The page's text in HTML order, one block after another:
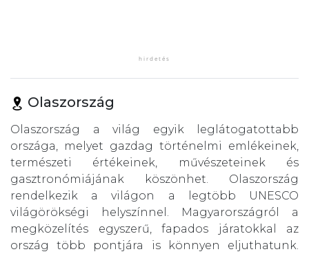
Olaszország
Olaszország a világ egyik leglátogatottabb
országa, melyet gazdag történelmi emlékeinek,
természeti értékeinek, művészeteinek és
gasztronómiájának köszönhet. Olaszország
rendelkezik a világon a legtöbb UNESCO
világörökségi helyszínnel. Magyarországról a
megközelítés egyszerű, fapados járatokkal az
ország több pontjára is könnyen eljuthatunk.